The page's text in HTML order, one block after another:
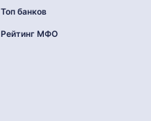
Топ банков
Рейтинг МФО